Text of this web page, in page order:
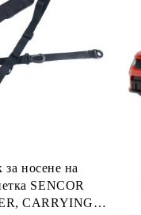
за носене на
SENCOR
CARRYING